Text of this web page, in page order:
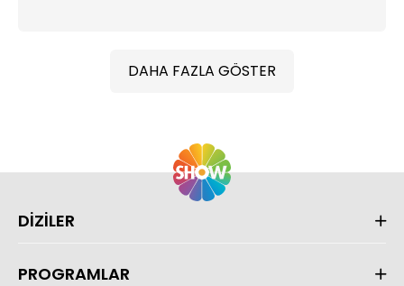
DAHA FAZLA GÖSTER
DİZİLER
PROGRAMLAR